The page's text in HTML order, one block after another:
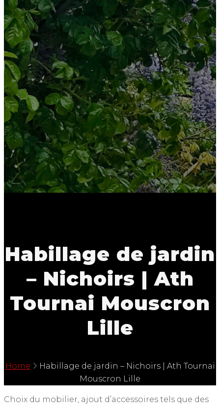
Habillage de jardin
– Nichoirs | Ath
Tournai Mouscron
Lille
Home
Habillage de jardin – Nichoirs | Ath Tournai
Mouscron Lille
Choix du mobilier, ajout d’accessoires tels que des